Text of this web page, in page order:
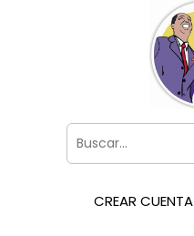
CREAR CUENTA